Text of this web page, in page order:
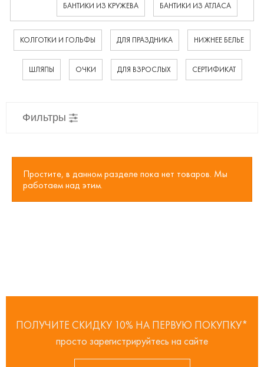
БАНТИКИ ИЗ КРУЖЕВА БАНТИКИ ИЗ АТЛАСА
КОЛГОТКИ И ГОЛЬФЫ ДЛЯ ПРАЗДНИКА НИЖНЕЕ БЕЛЬЕ
ШЛЯПЫ ОЧКИ ДЛЯ ВЗРОСЛЫХ СЕРТИФИКАТ
Фильтры
Простите, в данном разделе пока нет товаров. Мы
работаем над этим.
ПОЛУЧИТЕ СКИДКУ 10% НА ПЕРВУЮ ПОКУПКУ*
просто зарегистрируйтесь на сайте